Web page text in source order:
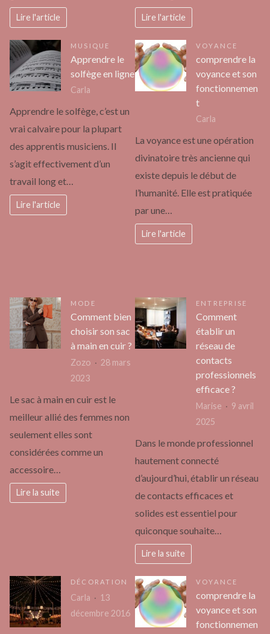
Lire l'article Lire l'article
MUSIQUE
Apprendre le
solfège en ligne
Carla
Apprendre le solfège, c’est un
vrai calvaire pour la plupart
des apprentis musiciens. Il
s’agit effectivement d’un
travail long et…
Lire l'article
VOYANCE
comprendre la
voyance et son
fonctionnemen
t
Carla
La voyance est une opération
divinatoire très ancienne qui
existe depuis le début de
l’humanité. Elle est pratiquée
par une…
Lire l'article
MODE
Comment bien
choisir son sac
à main en cuir ?
Zozo
28 mars
2023
Le sac à main en cuir est le
meilleur allié des femmes non
seulement elles sont
considérées comme un
accessoire…
Lire la suite
ENTREPRISE
Comment
établir un
réseau de
contacts
professionnels
efficace ?
Marise
9 avril
2025
Dans le monde professionnel
hautement connecté
d’aujourd’hui, établir un réseau
de contacts efficaces et
solides est essentiel pour
quiconque souhaite…
Lire la suite
DÉCORATION
Carla
13
décembre 2016
VOYANCE
comprendre la
voyance et son
fonctionnemen